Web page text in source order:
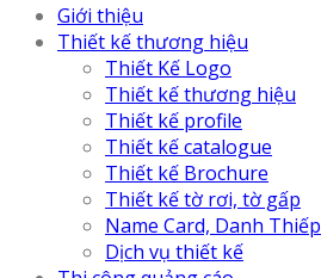
Giới thiệu
Thiết kế thương hiệu
Thiết Kế Logo
Thiết kế thương hiệu
Thiết kế profile
Thiết kế catalogue
Thiết kế Brochure
Thiết kế tờ rơi, tờ gấp
Name Card, Danh Thiếp
Dịch vụ thiết kế